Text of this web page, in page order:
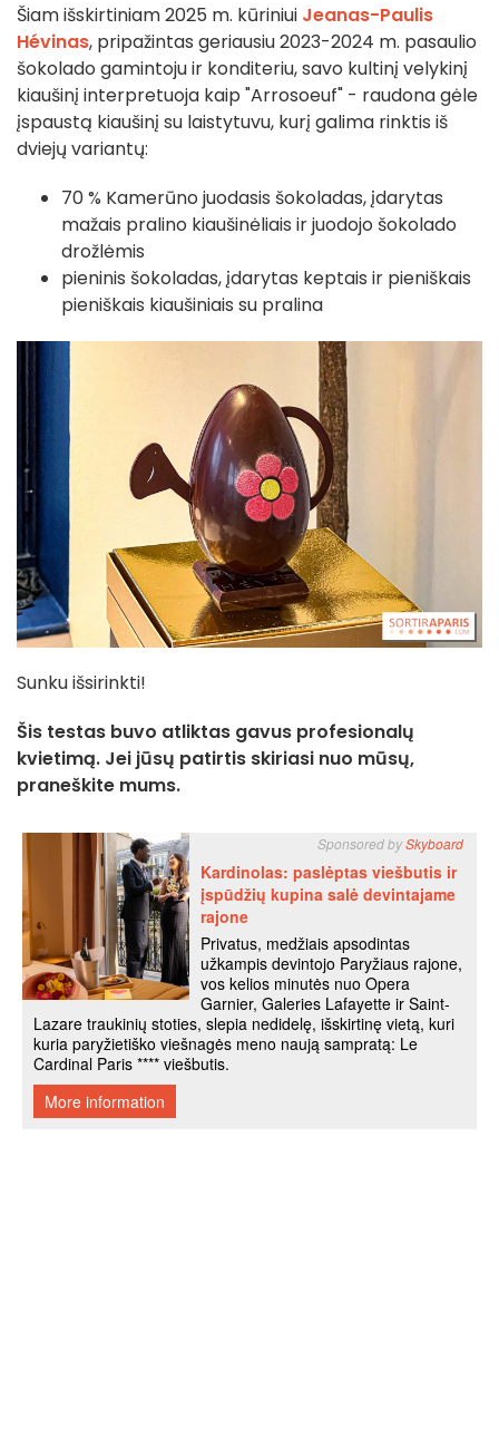
Šiam išskirtiniam 2025 m. kūriniui Jeanas-Paulis
Hévinas, pripažintas geriausiu 2023-2024 m. pasaulio
šokolado gamintoju ir konditeriu, savo kultinį velykinį
kiaušinį interpretuoja kaip "Arrosoeuf" - raudona gėle
įspaustą kiaušinį su laistytuvu, kurį galima rinktis iš
dviejų variantų:
70 % Kamerūno juodasis šokoladas, įdarytas
mažais pralino kiaušinėliais ir juodojo šokolado
drožlėmis
pieninis šokoladas, įdarytas keptais ir pieniškais
pieniškais kiaušiniais su pralina
Sunku išsirinkti!
Šis testas buvo atliktas gavus profesionalų
kvietimą. Jei jūsų patirtis skiriasi nuo mūsų,
praneškite mums.